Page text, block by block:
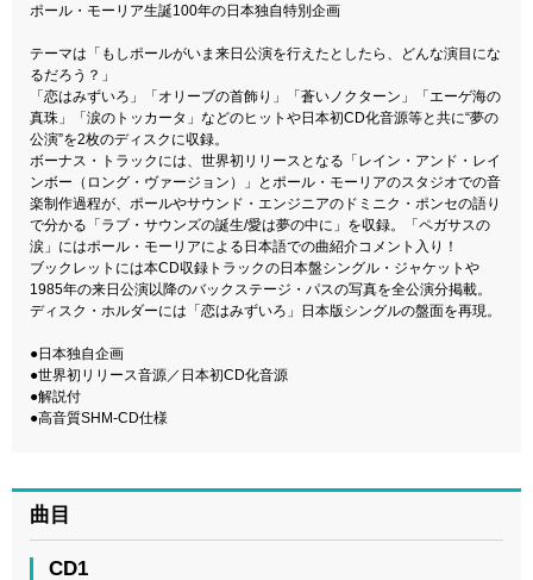
ポール・モーリア生誕100年の日本独自特別企画
テーマは「もしポールがいま来日公演を行えたとしたら、どんな演目にな
るだろう？」
「恋はみずいろ」「オリーブの首飾り」「蒼いノクターン」「エーゲ海の
真珠」「涙のトッカータ」などのヒットや日本初CD化音源等と共に“夢の
公演”を2枚のディスクに収録。
ボーナス・トラックには、世界初リリースとなる「レイン・アンド・レイ
ンボー（ロング・ヴァージョン）」とポール・モーリアのスタジオでの音
楽制作過程が、ポールやサウンド・エンジニアのドミニク・ポンセの語り
で分かる「ラブ・サウンズの誕生/愛は夢の中に」を収録。「ペガサスの
涙」にはポール・モーリアによる日本語での曲紹介コメント入り！
ブックレットには本CD収録トラックの日本盤シングル・ジャケットや
1985年の来日公演以降のバックステージ・パスの写真を全公演分掲載。
ディスク・ホルダーには「恋はみずいろ」日本版シングルの盤面を再現。
●日本独自企画
●世界初リリース音源／日本初CD化音源
●解説付
●高音質SHM-CD仕様
曲目
CD1